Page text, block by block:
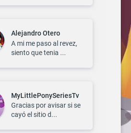
Alejandro Otero
A mi me paso al revez,
siento que tenia ...
MyLittlePonySeriesTv
Gracias por avisar si se
cayó el sitio d...